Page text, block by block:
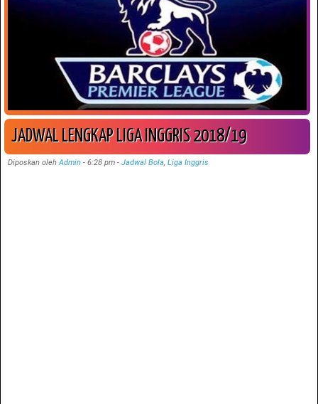
JADWAL LENGKAP LIGA INGGRIS 2018/19
Diposkan olehAdmin - 6:28 pm- Jadwal Bola,Liga Inggris